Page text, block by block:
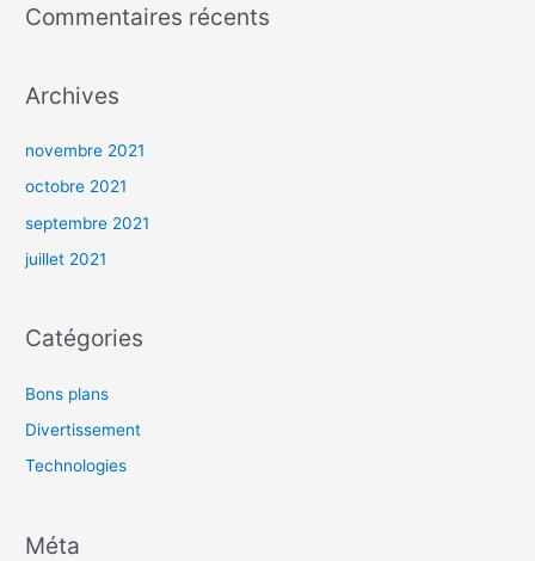
Commentaires récents
Archives
novembre 2021
octobre 2021
septembre 2021
juillet 2021
Catégories
Bons plans
Divertissement
Technologies
Méta